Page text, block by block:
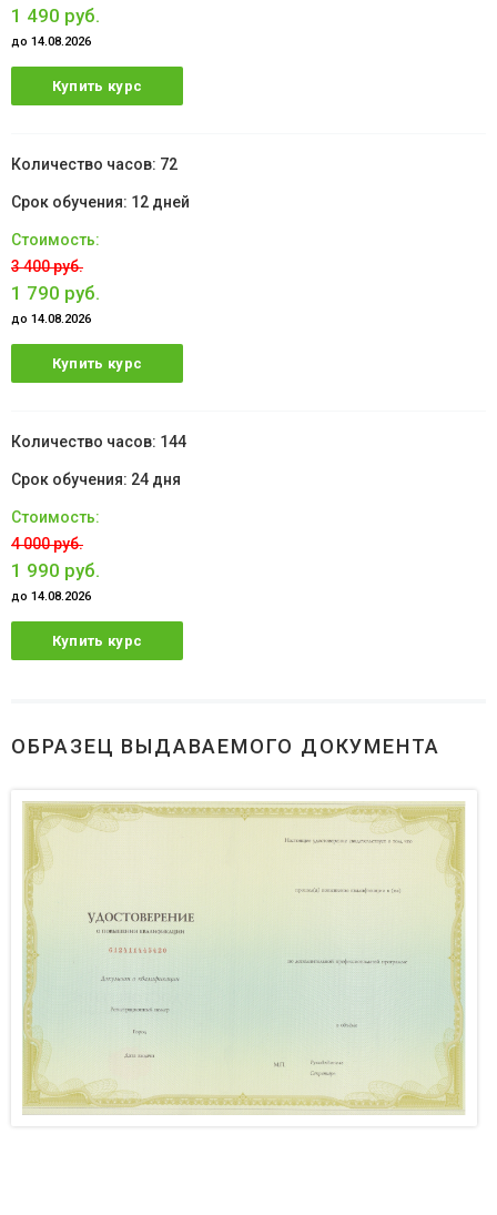
1 490 руб.
до 14.08.2026
Купить курс
72
12 дней
3 400 руб.
1 790 руб.
до 14.08.2026
Купить курс
144
24 дня
4 000 руб.
1 990 руб.
до 14.08.2026
Купить курс
ОБРАЗЕЦ ВЫДАВАЕМОГО ДОКУМЕНТА